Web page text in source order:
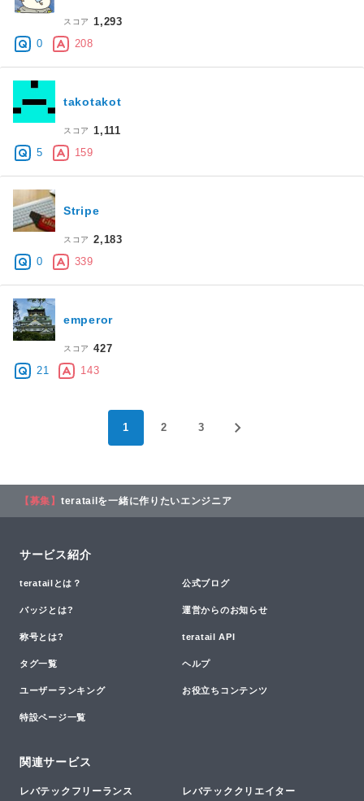
スコア
1,293
0
208
takotakot
スコア
1,111
5
159
Stripe
スコア
2,183
0
339
emperor
スコア
427
21
143
1 2 3
【募集】 teratailを一緒に作りたいエンジニア
サービス紹介
teratailとは？ 公式ブログ
バッジとは? 運営からのお知らせ
称号とは? teratail API
タグ一覧 ヘルプ
ユーザーランキング お役立ちコンテンツ
特設ページ一覧
関連サービス
レバテックフリーランス レバテッククリエイター